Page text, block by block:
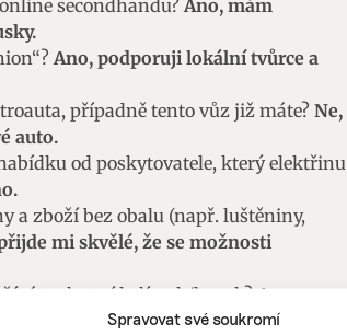
Spravovat své soukromí
secondhandu?Ano, mám
Ano, podporuji lokální tvůrce a
případně tento vůz již máte? Ne,
auto.
od poskytovatele, který elektřinu
a zboží bez obalu (např. luštěniny,
mi skvělé, že se možnosti
vlastní kelímek/hrnek? Ano,
si dávám kávu mimo domov nebo